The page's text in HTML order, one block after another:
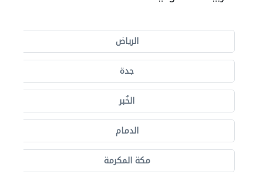
الرياض
جدة
الخُبر
الدمام
مكة المكرمة